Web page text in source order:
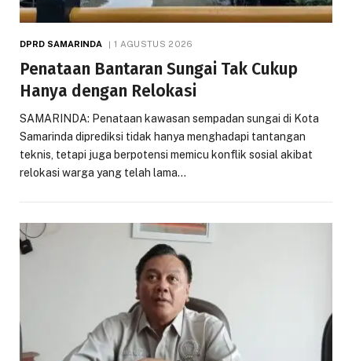
DPRD SAMARINDA 1 AGUSTUS 2026
Penataan Bantaran Sungai Tak Cukup
Hanya dengan Relokasi
SAMARINDA: Penataan kawasan sempadan sungai di Kota
Samarinda diprediksi tidak hanya menghadapi tantangan
teknis, tetapi juga berpotensi memicu konflik sosial akibat
relokasi warga yang telah lama…